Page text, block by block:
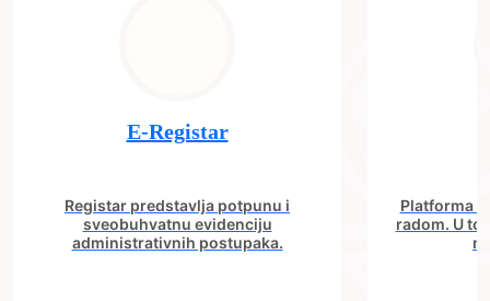
E-Registar
Registar predstavlja potpunu i
sveobuhvatnu evidenciju
administrativnih postupaka.
Platforma
radom. U